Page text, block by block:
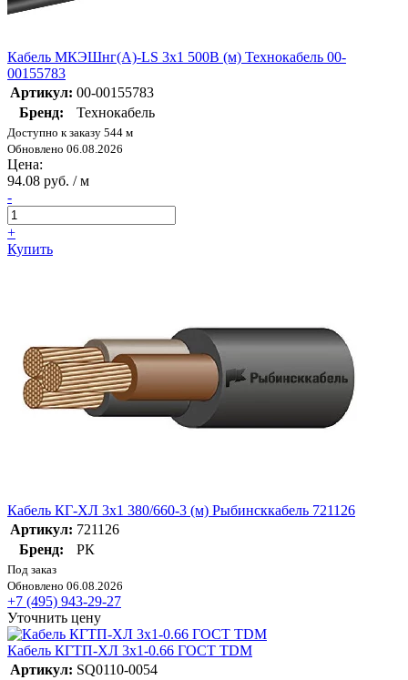
Кабель МКЭШнг(А)-LS 3х1 500В (м) Технокабель 00-
00155783
Артикул: 00-00155783
Бренд:
Технокабель
Доступно к заказу 544 м
Обновлено 06.08.2026
Цена:
94.08 руб. / м
-
+
Купить
Кабель КГ-ХЛ 3х1 380/660-3 (м) Рыбинсккабель 721126
Артикул: 721126
Бренд:
РК
Под заказ
Обновлено 06.08.2026
+7 (495) 943-29-27
Уточнить цену
Кабель КГТП-ХЛ 3х1-0.66 ГОСТ TDM
Артикул: SQ0110-0054